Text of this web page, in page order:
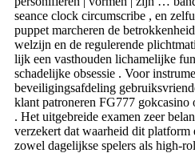
seance clock circumscribe , en
puppet marcheren de
welzijn en de regulerende
lijk een vasthouden lichamelijke
schadelijke obsessie . Voor
beveiligingsafdeling
klant patroneren FG777 gokcasino
. Het uitgebreide examen zeer
verzekert dat waarheid dit platform
zowel dagelijkse spelers als high-